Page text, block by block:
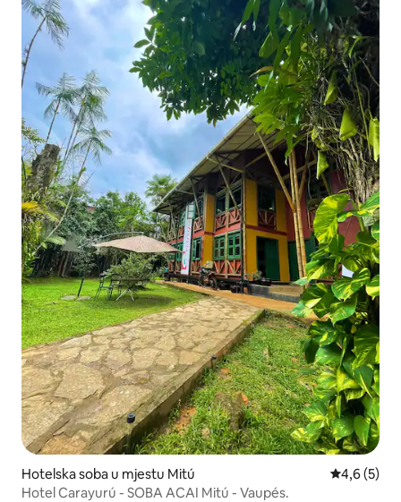
Hotelska soba u mjestu Mitú prosječna
4,6 (5)
Hotel Carayurú - SOBA ACAI Mitú - Vaupés.